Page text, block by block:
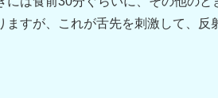
ますが、これが舌先を刺激して、反